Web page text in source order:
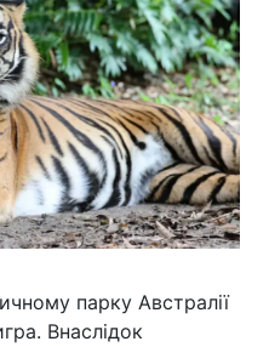
парку Австралії
Внаслідок